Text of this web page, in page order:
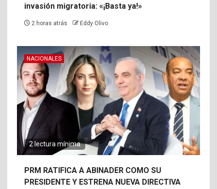
invasión migratoria: «¡Basta ya!»
2 horas atrás Eddy Olivo
NACIONALES
2 lectura mínima
PRM RATIFICA A ABINADER COMO SU
PRESIDENTE Y ESTRENA NUEVA DIRECTIVA